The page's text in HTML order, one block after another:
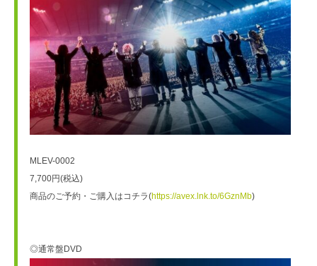
MLEV-0002
7,700円(税込)
商品のご予約・ご購入はコチラ(https://avex.lnk.to/6GznMb)
◎通常盤DVD